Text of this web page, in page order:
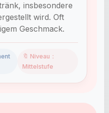
insbesondere
wird. Oft
Geschmack.
🔖 Niveau：
Mittelstufe